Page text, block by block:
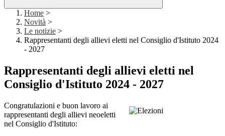
Home >
Novità >
Le notizie >
Rappresentanti degli allievi eletti nel Consiglio d'Istituto 2024
- 2027
Rappresentanti degli allievi eletti nel
Consiglio d'Istituto 2024 - 2027
Congratulazioni e buon lavoro ai
rappresentanti degli allievi neoeletti
nel Consiglio d'Istituto: